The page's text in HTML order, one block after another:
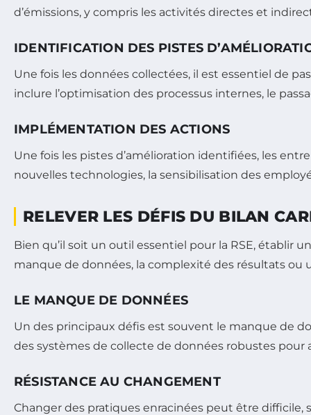
d’émissions, y compris les activités directes et
IDENTIFICATION DES PISTES
Une fois les données collectées, il est essentiel de
inclure l’optimisation des processus internes, le
IMPLÉMENTATION DES ACTIONS
Une fois les pistes d’amélioration identifiées, les
nouvelles technologies, la sensibilisation des
RELEVER LES DÉFIS DU BILAN
Bien qu’il soit un outil essentiel pour la RSE, établir
manque de données, la complexité des résultats
LE MANQUE DE DONNÉES
Un des principaux défis est souvent le manque de
des systèmes de collecte de données robustes pour
RÉSISTANCE AU CHANGEMENT
Changer des pratiques enracinées peut être